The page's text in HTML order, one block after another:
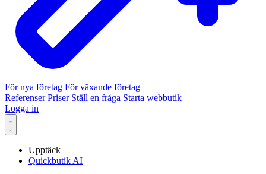
För nya företag För växande företag
ReferenserPriser Ställ en fråga Starta webbutik
Logga in
Upptäck
Quickbutik AI